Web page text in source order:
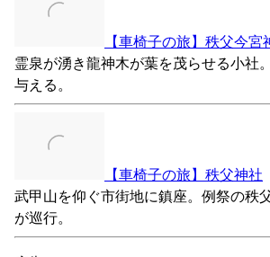
【車椅子の旅】秩父今宮
霊泉が湧き龍神木が葉を茂らせる小社
与える。
【車椅子の旅】秩父神社
武甲山を仰ぐ市街地に鎮座。例祭の秩
が巡行。